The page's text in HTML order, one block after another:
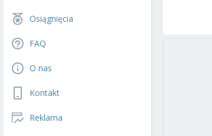
Osiągnięcia
FAQ
O nas
Kontakt
Reklama